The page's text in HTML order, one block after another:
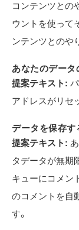
コンテンツとの
ウントを使って
ンテンツとのや
あなたのデータ
提案テキスト:
アドレスがリセ
データを保存す
提案テキスト:
タデータが無期
キューにコメン
のコメントを自
す。